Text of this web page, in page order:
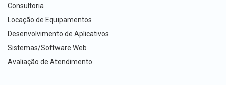
Consultoria
Locação de Equipamentos
Desenvolvimento de Aplicativos
Sistemas/Software Web
Avaliação de Atendimento